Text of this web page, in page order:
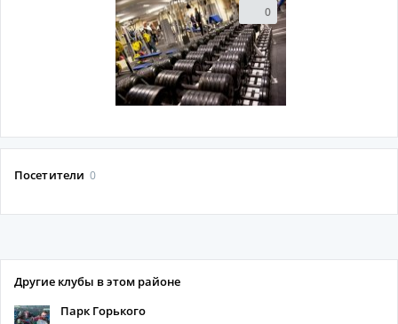
0
Посетители 0
Другие клубы в этом районе
Парк Горького